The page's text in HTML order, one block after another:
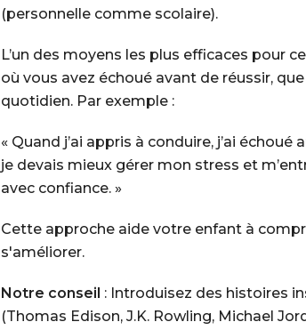
(personnelle comme scolaire).
L’un des moyens les plus efficaces pour
où vous avez échoué avant de réussir,
quotidien. Par exemple :
« Quand j’ai appris à conduire, j’ai
je devais mieux gérer mon stress et
avec confiance. »
Cette approche aide votre enfant à
s'améliorer.
Notre conseil : Introduisez des histoires
(Thomas Edison, J.K. Rowling, Michael